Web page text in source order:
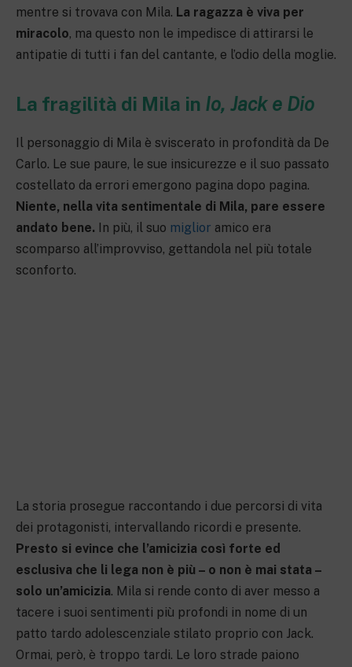
mentre si trovava con Mila. La ragazza è viva per
miracolo, ma questo non le impedisce di attirarsi le
antipatie di tutti i fan del cantante, e l’odio della moglie.
La fragilità di Mila in Io, Jack e Dio
Il personaggio di Mila è sviscerato in profondità da De
Carlo. Le sue paure, le sue insicurezze e il suo passato
costellato da errori emergono pagina dopo pagina.
Niente, nella vita sentimentale di Mila, pare essere
andato bene.
In più, il suo miglior amico era
scomparso all’improvviso, gettandola nel più totale
sconforto.
La storia prosegue raccontando i due percorsi di vita
dei protagonisti, intervallando ricordi e presente.
Presto si evince che l’amicizia così forte ed
esclusiva che li lega non è più – o non è mai stata –
solo un’amicizia. Mila si rende conto di aver messo a
tacere i suoi sentimenti più profondi in nome di un
patto tardo adolescenziale stilato proprio con Jack.
Ormai, però, è troppo tardi. Le loro strade paiono